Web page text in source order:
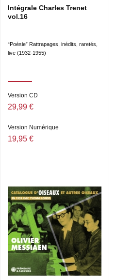
Intégrale Charles Trenet
vol.16
“Poésie” Rattrapages, inédits, raretés,
live (1932-1955)
Version CD
29,99 €
Version Numérique
19,95 €